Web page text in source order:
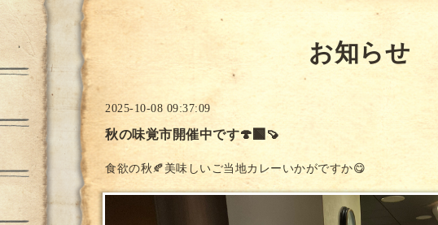
お知らせ
2025-10-08 09:37:09
秋の味覚市開催中です🍄‍🟫🍠
食欲の秋🍂美味しいご当地カレーいかがですか😋